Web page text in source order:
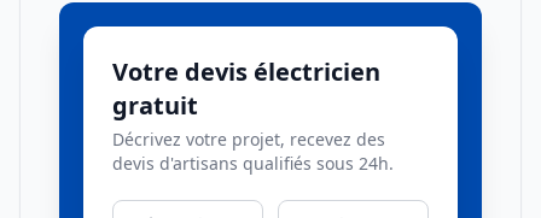
Votre devis électricien
gratuit
Décrivez votre projet, recevez des
devis d'artisans qualifiés sous 24h.